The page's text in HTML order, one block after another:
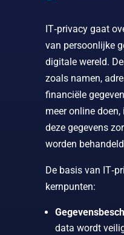
IT‑privacy gaat
van persoonlijke
digitale wereld.
zoals namen,
financiële
meer online
deze gegevens
worden
De basis van
kernpunten:
data wordt